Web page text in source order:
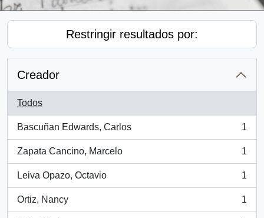
Restringir resultados por:
Creador
Todos
Bascuñan Edwards, Carlos
, 1 resultados
1
Zapata Cancino, Marcelo
, 1 resultados
1
Leiva Opazo, Octavio
, 1 resultados
1
Ortiz, Nancy
, 1 resultados
1